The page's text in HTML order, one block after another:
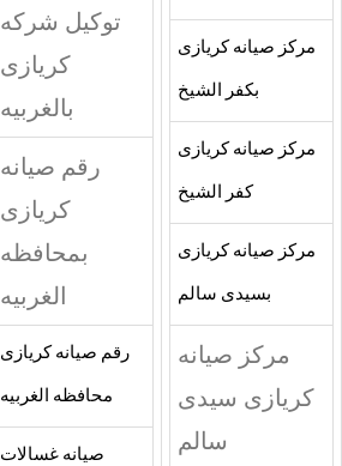
مركز صيانه كريازى
بكفر الشيخ
مركز صيانه كريازى
كفر الشيخ
مركز صيانه كريازى
بسيدى سالم
مركز صيانه
كريازى سيدى
سالم
توكيل شركه
كريازى
بالغربيه
رقم صيانه
كريازى
بمحافظه
الغربيه
رقم صيانه كريازى
محافظه الغربيه
صيانه غسالات